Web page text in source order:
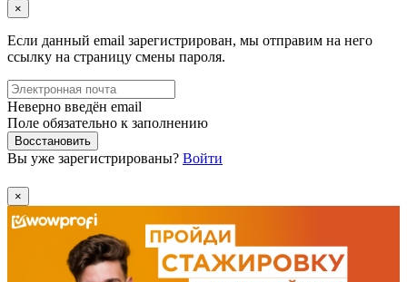
×
Если данный email зарегистрирован, мы отправим на него
ссылку на страницу смены пароля.
Неверно введён email
Поле обязательно к заполнению
Восстановить
Вы уже зарегистрированы? Войти
×